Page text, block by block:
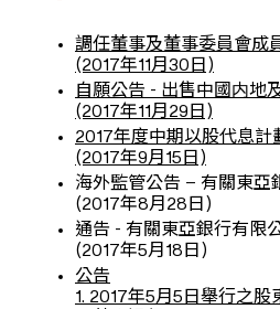
調任董事及董事委員會成
(2017年11月30日)
自願公告 - 出售中國内地
(2017年11月29日)
2017年度中期以股代息計
(2017年9月15日)
海外監管公告 – 有關東亞
(2017年8月28日)
通告 - 有關東亞銀行有限
(2017年5月18日)
公告
1. 2017年5月5日舉行之